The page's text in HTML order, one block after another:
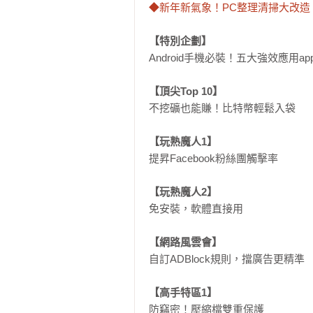
◆新年新氣象！PC整理清掃大改造
【特別企劃】
Android手機必裝！五大強效應用
【頂尖Top 10】
不挖礦也能賺！比特幣輕鬆入袋
【玩熟魔人1】
提昇Facebook粉絲團觸擊率
【玩熟魔人2】
免安裝，軟體直接用
【網路風雲會】
自訂ADBlock規則，擋廣告更精準
【高手特區1】
防竊密！壓縮檔雙重保護